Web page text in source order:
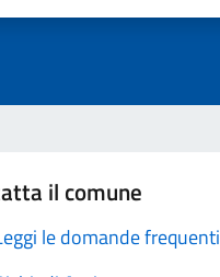
il comune
le domande frequenti